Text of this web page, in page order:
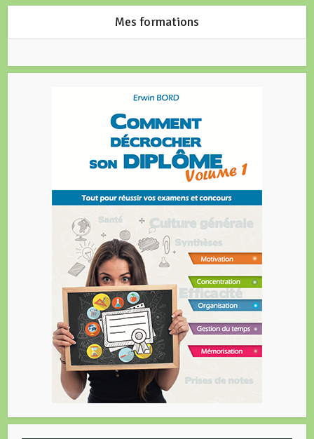
Mes formations